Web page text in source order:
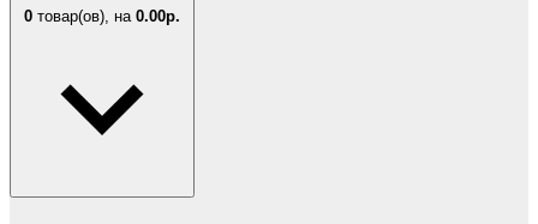
0 товар(ов), на 0.00р.